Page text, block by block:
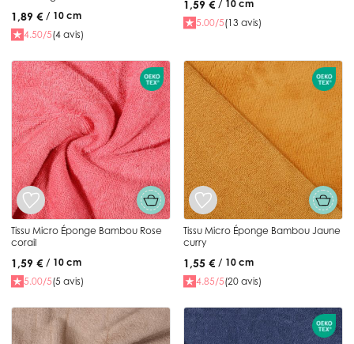
1,89 € / 10 cm
4.50/5(4 avis)
1,59 € / 10 cm
5.00/5(13 avis)
Tissu Micro Éponge Bambou Rose
corail
1,59 € / 10 cm
5.00/5(5 avis)
Tissu Micro Éponge Bambou Jaune
curry
1,55 € / 10 cm
4.85/5(20 avis)